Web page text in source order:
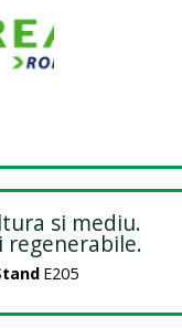
si mediu.
regenerabile.
E205